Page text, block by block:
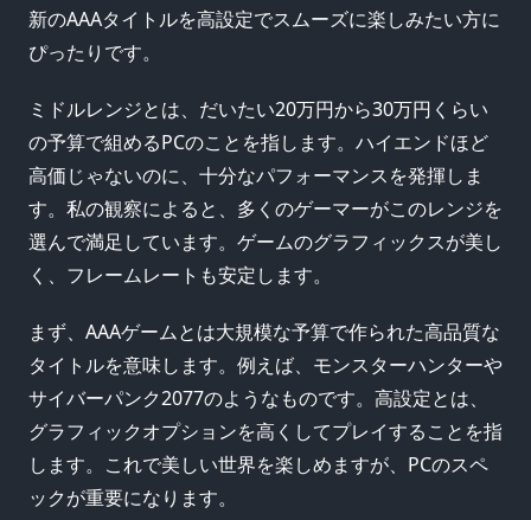
新のAAAタイトルを高設定でスムーズに楽しみたい方に
ぴったりです。
ミドルレンジとは、だいたい20万円から30万円くらい
の予算で組めるPCのことを指します。ハイエンドほど
高価じゃないのに、十分なパフォーマンスを発揮しま
す。私の観察によると、多くのゲーマーがこのレンジを
選んで満足しています。ゲームのグラフィックスが美し
く、フレームレートも安定します。
まず、AAAゲームとは大規模な予算で作られた高品質な
タイトルを意味します。例えば、モンスターハンターや
サイバーパンク2077のようなものです。高設定とは、
グラフィックオプションを高くしてプレイすることを指
します。これで美しい世界を楽しめますが、PCのスペ
ックが重要になります。